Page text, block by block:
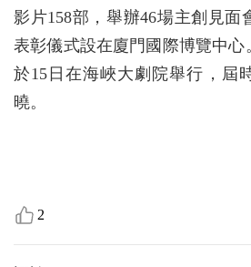
影片158部，舉辦46場主創見面
表彰儀式設在廈門國際博覽中
於15日在海峽大劇院舉行，屆
曉。
2